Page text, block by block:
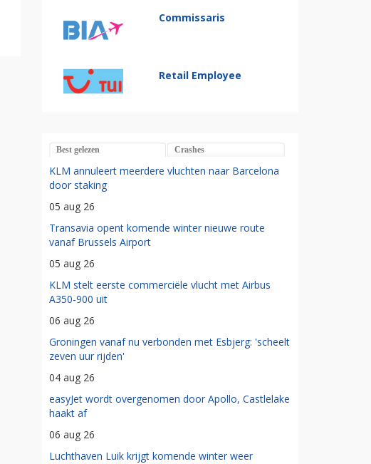
Commissaris
Retail Employee
Best gelezen Crashes
KLM annuleert meerdere vluchten naar Barcelona
door staking
05 aug 26
Transavia opent komende winter nieuwe route
vanaf Brussels Airport
05 aug 26
KLM stelt eerste commerciële vlucht met Airbus
A350-900 uit
06 aug 26
Groningen vanaf nu verbonden met Esbjerg: 'scheelt
zeven uur rijden'
04 aug 26
easyJet wordt overgenomen door Apollo, Castlelake
haakt af
06 aug 26
Luchthaven Luik krijgt komende winter weer